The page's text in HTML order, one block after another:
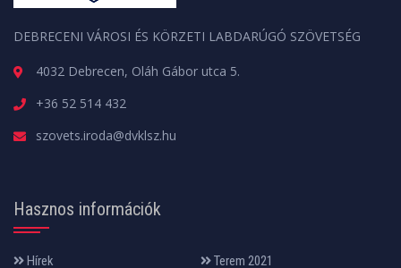
DEBRECENI VÁROSI ÉS KÖRZETI LABDARÚGÓ SZÖVETSÉG
4032 Debrecen, Oláh Gábor utca 5.
+36 52 514 432
szovets.iroda@dvklsz.hu
Hasznos információk
Hírek
Terem 2021